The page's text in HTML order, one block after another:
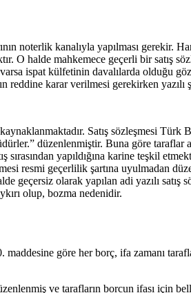
noterlik kanalıyla yapılması gerekir.
O halde mahkemece geçerli bir satış
ispat külfetinin davalılarda olduğu
reddine karar verilmesi gerekirken
Satış sözleşmesi
düzenlenmiştir. Buna göre
yapıldığına karine teşkil
resmi geçerlilik şartına uyulmadan
geçersiz olarak yapılan adi yazılı
olup, bozma nedenidir.
göre her borç, ifa zamanı
ve tarafların borcun ifası için